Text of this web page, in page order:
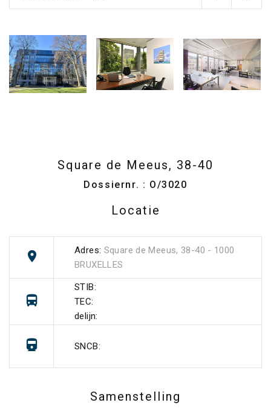
Square de Meeus, 38-40
Dossiernr. : O/3020
Locatie
Adres: Square de Meeus, 38-40 - 1000
BRUXELLES
STIB:
TEC:
delijn:
SNCB:
Samenstelling